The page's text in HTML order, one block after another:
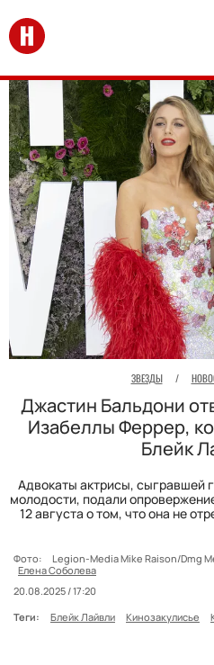
Перейти на главную
ЗВЕЗДЫ /
Джастин Бальдони
Изабеллы Феррер,
Блейк
Адвокаты актрисы, сыгравшей
молодости, подали
12 августа о том, что она не
Фото: Legion-Media Mike Raison/Dmg
Елена Соболева
20.08.2025 / 17:20
Теги:
Блейк Лайвли Кинозакулисье